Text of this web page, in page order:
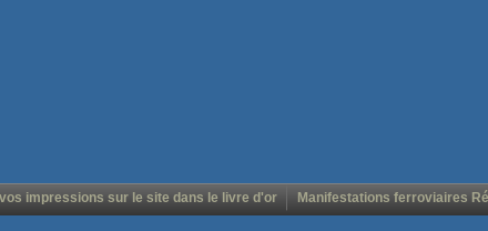
impressions sur le site dans le livre d'or Manifestations ferroviaires